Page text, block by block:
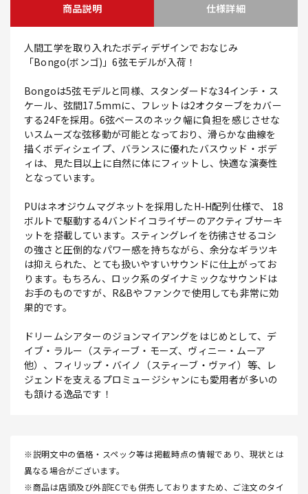
商品説明 仕様詳細
人間工学を取り入れたボディデザインでおなじみ
「Bongo(ボンゴ)」6弦モデルが入荷！
Bongoは5弦モデルと同様、スタンダードな34インチ・ス
ケール、弦間17.5mmに、フレットは2オクターブをカバー
する24Fを採用。6弦ベースのネック幅に負担を感じさせな
いスムーズな弦移動が可能となっており、滑らかな曲線を
描くボディシェイプ、バランスに優れたバスウッド・ボデ
ィは、見た目以上に自然に体にフィットし、快適な演奏性
となっています。
PUはネオジウムマグネットを採用したH-H配列仕様で、 18
ボルトで駆動する4バンドイコライザーのアクティブサーキ
ットを搭載しています。スティングレイを彷彿させるコシ
の強さと圧倒的なパワー感を持ちながら、余分なギラツキ
は抑えられた、とても扱いやすいサウンドに仕上がってお
ります。もちろん、ロック系のダイナミックなサウンドは
お手のものですが、R&Bやファンクで使用しても非常に効
果的です。
ドリームシアターのジョンマイアングをはじめとして、デ
イブ・ラルー（スティーブ・モーズ、ヴィニー・ムーア
他）、フィリップ・バイノ（スティーブ・ヴァイ）等、レ
ジェンドを支えるプロミュージシャンにも愛用者が多いの
も頷ける逸品です！
※説明文中の価格・スペック等は掲載時点の情報であり、現状とは
異なる場合がございます。
※商品は店頭及び外部ECでも併売しておりますため、ご注文のタイ